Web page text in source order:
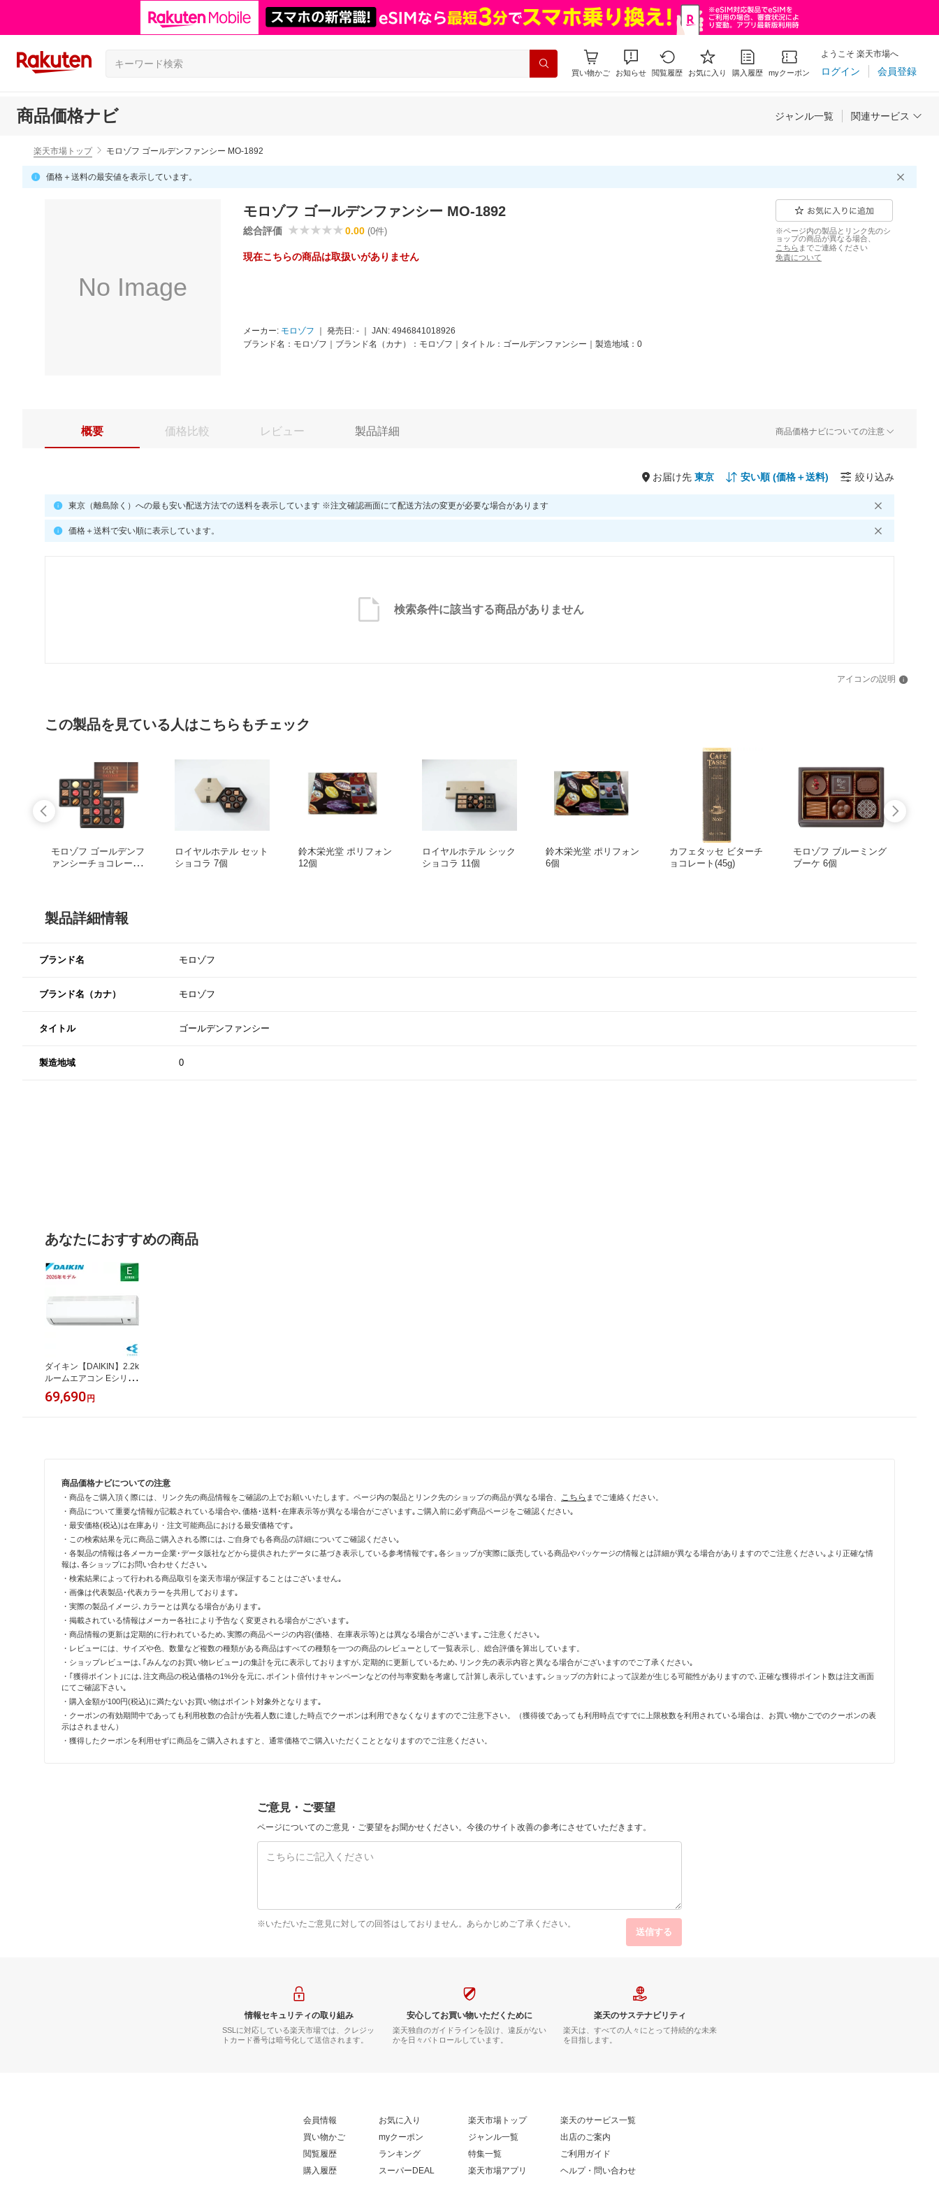
買い物かご お知らせ 閲覧履歴 お気に入り 購入履歴 myクーポン
ようこそ 楽天市場へ
ログイン 会員登録
商品価格ナビ ジャンル一覧 関連サービス
楽天市場トップ モロゾフ ゴールデンファンシー MO-1892
価格＋送料の最安値を表示しています。
No Image
モロゾフ ゴールデンファンシー MO-1892
総合評価 0.00 (0件)
現在こちらの商品は取扱いがありません
※ページ内の製品とリンク先のシ
ョップの商品が異なる場合、
こちら までご連絡ください
免責について
メーカー: モロゾフ ｜ 発売日: - ｜ JAN: 4946841018926
ブランド名：モロゾフ｜ブランド名（カナ）：モロゾフ｜タイトル：ゴールデンファンシー｜製造地域：0
概要 価格比較 レビュー 製品詳細 商品価格ナビについての注意
お届け先 絞り込み
東京（離島除く）への最も安い配送方法での送料を表示しています ※注文確認画面にて配送方法の変更が必要な場合があります
価格＋送料で安い順に表示しています。
検索条件に該当する商品がありません
アイコンの説明
この製品を見ている人はこちらもチェック
モロゾフ ゴールデンフ
ァンシーチョコレート
ロイヤルホテル セット
ショコラ 7個
鈴木栄光堂 ポリフォン
12個
ロイヤルホテル シック
ショコラ 11個
鈴木栄光堂 ポリフォン
6個
カフェタッセ ビターチ
ョコレート(45g)
モロゾフ ブルーミング
ブーケ 6個
製品詳細情報
ブランド名 モロゾフ
ブランド名（カナ） モロゾフ
タイトル ゴールデンファンシー
製造地域 0
あなたにおすすめの商品
ダイキン【DAIKIN】2.2k
ルームエアコン Eシリー
ズ ホワイト おもに6畳用
単相100V S226ATES-W
69,690 円
商品価格ナビについての注意
・商品をご購入頂く際には、リンク先の商品情報をご確認の上でお願いいたします。ページ内の製品とリンク先のショップの商品が異なる場合、 こちら までご連絡ください。
・商品について重要な情報が記載されている場合や､価格･送料･在庫表示等が異なる場合がございます｡ご購入前に必ず商品ページをご確認ください｡
・最安価格(税込)は在庫あり・注文可能商品における最安価格です｡
・この検索結果を元に商品ご購入される際には､ご自身でも各商品の詳細についてご確認ください｡
・各製品の情報は各メーカー企業･データ販社などから提供されたデータに基づき表示している参考情報です｡各ショップが実際に販売している商品やパッケージの情報とは詳細が異なる場合がありますのでご注意ください｡より正確な情
報は､各ショップにお問い合わせください｡
・検索結果によって行われる商品取引を楽天市場が保証することはございません｡
・画像は代表製品･代表カラーを共用しております｡
・実際の製品イメージ､カラーとは異なる場合があります｡
・掲載されている情報はメーカー各社により予告なく変更される場合がございます｡
・商品情報の更新は定期的に行われているため､実際の商品ページの内容(価格、在庫表示等)とは異なる場合がございます｡ご注意ください｡
・レビューには、サイズや色、数量など複数の種類がある商品はすべての種類を一つの商品のレビューとして一覧表示し、総合評価を算出しています。
・ショップレビューは､｢みんなのお買い物レビュー｣の集計を元に表示しておりますが､定期的に更新しているため､リンク先の表示内容と異なる場合がございますのでご了承ください｡
・｢獲得ポイント｣には､注文商品の税込価格の1%分を元に､ポイント倍付けキャンペーンなどの付与率変動を考慮して計算し表示しています｡ショップの方針によって誤差が生じる可能性がありますので､正確な獲得ポイント数は注文画面
にてご確認下さい｡
・購入金額が100円(税込)に満たないお買い物はポイント対象外となります｡
・クーポンの有効期間中であっても利用枚数の合計が先着人数に達した時点でクーポンは利用できなくなりますのでご注意下さい。（獲得後であっても利用時点ですでに上限枚数を利用されている場合は、お買い物かごでのクーポンの表
示はされません）
・獲得したクーポンを利用せずに商品をご購入されますと、通常価格でご購入いただくこととなりますのでご注意ください。
ご意見・ご要望
ページについてのご意見・ご要望をお聞かせください。今後のサイト改善の参考にさせていただきます。
※いただいたご意見に対しての回答はしておりません。あらかじめご了承ください。
送信する
情報セキュリティの取り組み
SSLに対応している楽天市場では、クレジッ
トカード番号は暗号化して送信されます。
安心してお買い物いただくために
楽天独自のガイドラインを設け、違反がない
かを日々パトロールしています。
楽天のサステナビリティ
楽天は、すべての人々にとって持続的な未来
を目指します。
会員情報
買い物かご
閲覧履歴
購入履歴
お気に入り
myクーポン
ランキング
スーパーDEAL
楽天市場トップ
ジャンル一覧
特集一覧
楽天市場アプリ
楽天のサービス一覧
出店のご案内
ご利用ガイド
ヘルプ・問い合わせ